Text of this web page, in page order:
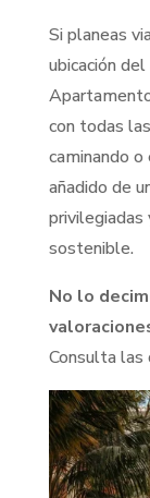
Si planeas
ubicación
con todas
caminando
añadido de
sostenible.
No lo
Consulta las